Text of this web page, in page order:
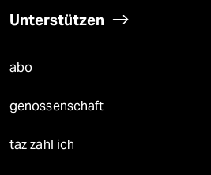
Unterstützen
abo
genossenschaft
taz zahl ich